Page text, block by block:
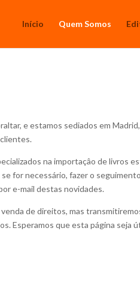
Início Quem Somos
e estamos sediados em
na importaçâo de livros
for necessário, fazer o
e-mail destas novidades.
de direitos, mas
Esperamos que esta página seja